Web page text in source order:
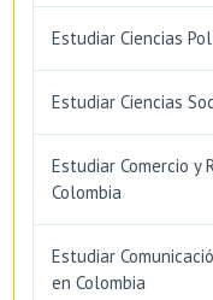
Estudiar Ciencias
Estudiar Ciencias
Estudiar Comercio
Colombia
Estudiar
en Colombia